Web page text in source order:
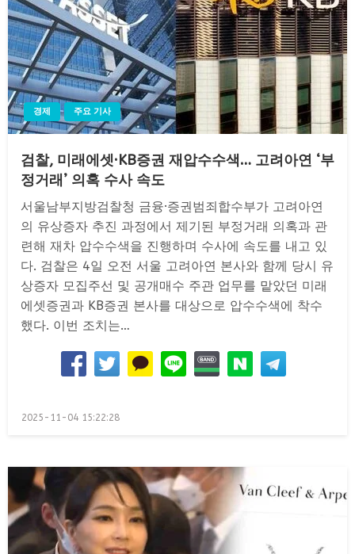
경제 주요 기사
검찰, 미래에셋·KB증권 재압수수색… 고려아연 ‘부
정거래’ 의혹 수사 속도
서울남부지방검찰청 금융·증권범죄합수부가 고려아연
의 유상증자 추진 과정에서 제기된 부정거래 의혹과 관
련해 재차 압수수색을 진행하며 수사에 속도를 내고 있
다. 검찰은 4일 오전 서울 고려아연 본사와 함께 당시 유
상증자 모집주선 및 공개매수 주관 업무를 맡았던 미래
에셋증권과 KB증권 본사를 대상으로 압수수색에 착수
했다. 이번 조치는…
Posted
2025-11-04 15:22:28